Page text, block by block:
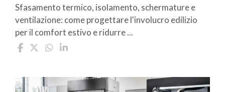
Sfasamento termico, isolamento, schermature e
ventilazione: come progettare l'involucro edilizio
per il comfort estivo e ridurre ...